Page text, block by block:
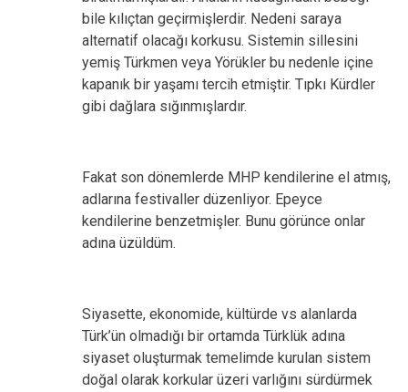
bile kılıçtan geçirmişlerdir. Nedeni saraya
alternatif olacağı korkusu. Sistemin sillesini
yemiş Türkmen veya Yörükler bu nedenle içine
kapanık bir yaşamı tercih etmiştir. Tıpkı Kürdler
gibi dağlara sığınmışlardır.
Fakat son dönemlerde MHP kendilerine el atmış,
adlarına festivaller düzenliyor. Epeyce
kendilerine benzetmişler. Bunu görünce onlar
adına üzüldüm.
Siyasette, ekonomide, kültürde vs alanlarda
Türk’ün olmadığı bir ortamda Türklük adına
siyaset oluşturmak temelimde kurulan sistem
doğal olarak korkular üzeri varlığını sürdürmek